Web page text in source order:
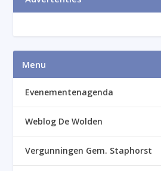
Menu
Evenementenagenda
Weblog De Wolden
Vergunningen Gem. Staphorst